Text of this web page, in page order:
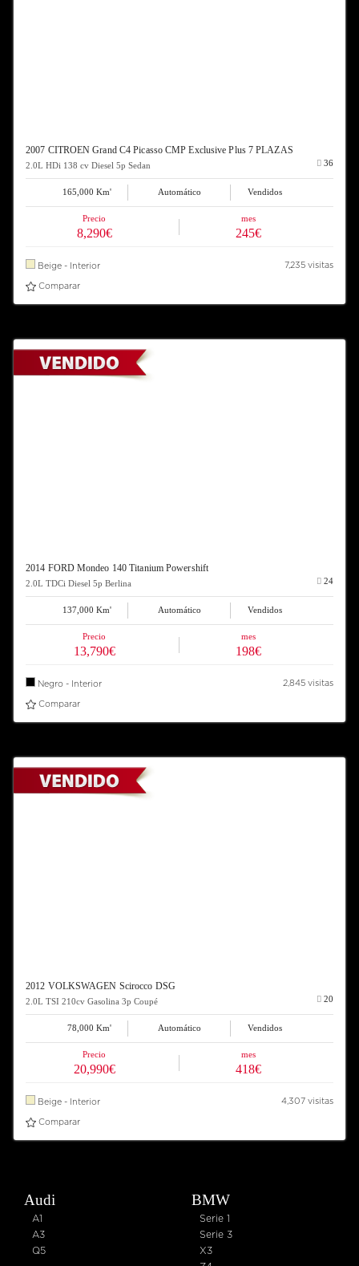
2007 CITROEN Grand C4 Picasso CMP Exclusive Plus 7 PLAZAS
36
2.0L HDi 138 cv Diesel 5p Sedan
165,000 Km' Automático Vendidos
Precio
8,290€
mes
245€
7,235 visitas
Beige - Interior
Comparar
2014 FORD Mondeo 140 Titanium Powershift
24
2.0L TDCi Diesel 5p Berlina
137,000 Km' Automático Vendidos
Precio
13,790€
mes
198€
2,845 visitas
Negro - Interior
Comparar
2012 VOLKSWAGEN Scirocco DSG
20
2.0L TSI 210cv Gasolina 3p Coupé
78,000 Km' Automático Vendidos
Precio
20,990€
mes
418€
4,307 visitas
Beige - Interior
Comparar
Audi
A1
A3
Q5
BMW
Serie 1
Serie 3
X3